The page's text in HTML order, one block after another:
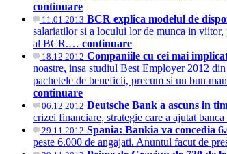
continuare
11.01.2013 BCR explica modelul de
salariatilor si a locului lor de munca in viitor,
al BCR.… continuare
18.12.2012 Companiile cu cei mai
noastre, insa studiul Best Employer 2012 din
pachetele de beneficii, precum si un bun
continuare
06.12.2012 Deutsche Bank a ascuns in
crizei financiare, strategie care a ajutat
29.11.2012 Spania: Bankia va concedia
peste 6.000 de angajati. Anuntul facut de